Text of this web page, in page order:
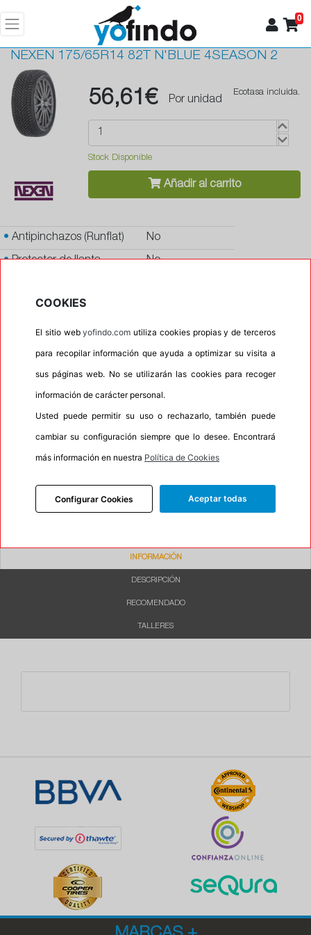
0
NEXEN 175/65R14 82T N'BLUE 4SEASON 2
56,61€ Por unidad
Ecotasa incluida.
Stock Disponible
Añadir al carrito
• Antipinchazos (Runflat) No
•Protector de llanta No
Letras blancas
Espuma antiruido No
Si
Banda blanca No
Si
Calidad BUDGET
No
Etiqueta energética Información Eprel
INFORMACIÓN
DESCRIPCIÓN
RECOMENDADO
TALLERES
COOKIES
El sitio webyofindo.com utiliza cookies propias y de terceros
para recopilar información que ayuda a optimizar su visita a
sus páginas web. No se utilizarán las cookies para recoger
información de carácter personal.
Usted puede permitir su uso o rechazarlo, también puede
cambiar su configuración siempre que lo desee. Encontrará
más información en nuestra Política de Cookies
Configurar Cookies Aceptar todas